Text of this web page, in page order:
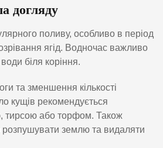
догляду
поливу, особливо в період
ягід. Водночас важливо
біля коріння.
та зменшення кількості
кущів рекомендується
тирсою або торфом. Також
розпушувати землю та видаляти